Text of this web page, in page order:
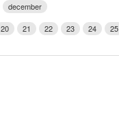
Weerman
december
20 21 22 23 24 25